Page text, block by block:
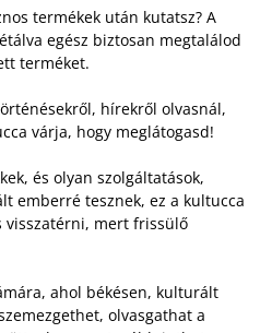
termékek után kutatsz? A
egész biztosan megtalálod
terméket.
hírekről olvasnál,
várja, hogy meglátogasd!
és olyan szolgáltatások,
emberré tesznek, ez a kultucca
visszatérni, mert frissülő
ahol békésen, kulturált
olvasgathat a